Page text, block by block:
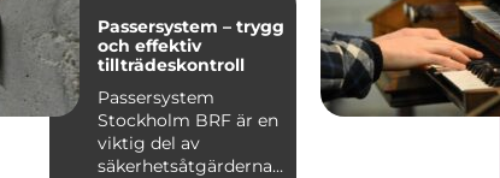
Passersystem – trygg
och effektiv
tillträdeskontroll
Passersystem
Stockholm BRF är en
viktig del av
säkerhetsåtgärderna